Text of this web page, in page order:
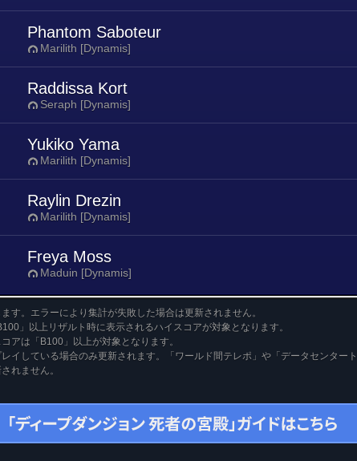
Phantom Saboteur
Marilith [Dynamis]
Raddissa Kort
Seraph [Dynamis]
Yukiko Yama
Marilith [Dynamis]
Raylin Drezin
Marilith [Dynamis]
Freya Moss
Maduin [Dynamis]
す。エラーにより集計が失敗した場合は更新されません。
」以上リザルト時に表示されるハイスコアが対象となります。
アは「B100」以上が対象となります。
イしている場合のみ更新されます。「ワールド間テレポ」や「データセンター
れません。